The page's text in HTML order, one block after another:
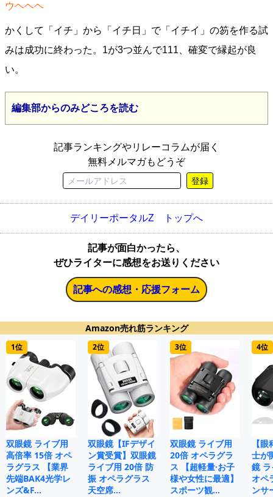
ウヘヘヘ
かくして「イチ」から「イチ日」で「イチイ」の笏を作る試
みは成功に終わった。1が3つ並んで111、確変で縁起が良
い。
編集部からのみどころを読む
記事ランキングやリレーコラムが届く
無料メルマガもどうぞ
登録
デイリーポータルZ トップへ
記事が面白かったら、
ぜひライターに感想をお送りください
記事への感想・応援フォーム
Amazon売れ筋ランキング
1位
双眼鏡 ライブ用
高倍率 15倍 オペ
ラグラス 【業界
先端BAK4光学レ
ンズ&F…
2位
双眼鏡【IFデザイ
ン賞受賞】双眼鏡
ライブ用 20倍 防
振 オペラグラス
天空席…
3位
双眼鏡 ライブ用
20倍 オペラグラ
ス 【超軽量·お子
様や女性に最適】
スポーツ観…
4位
【
士が
鏡
オペ
ンサ